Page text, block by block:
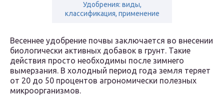
Удобрения: виды,
классификация, применение
Весеннее удобрение почвы заключается во внесении
биологически активных добавок в грунт. Такие
действия просто необходимы после зимнего
вымерзания. В холодный период года земля теряет
от 20 до 50 процентов агрономически полезных
микроорганизмов.